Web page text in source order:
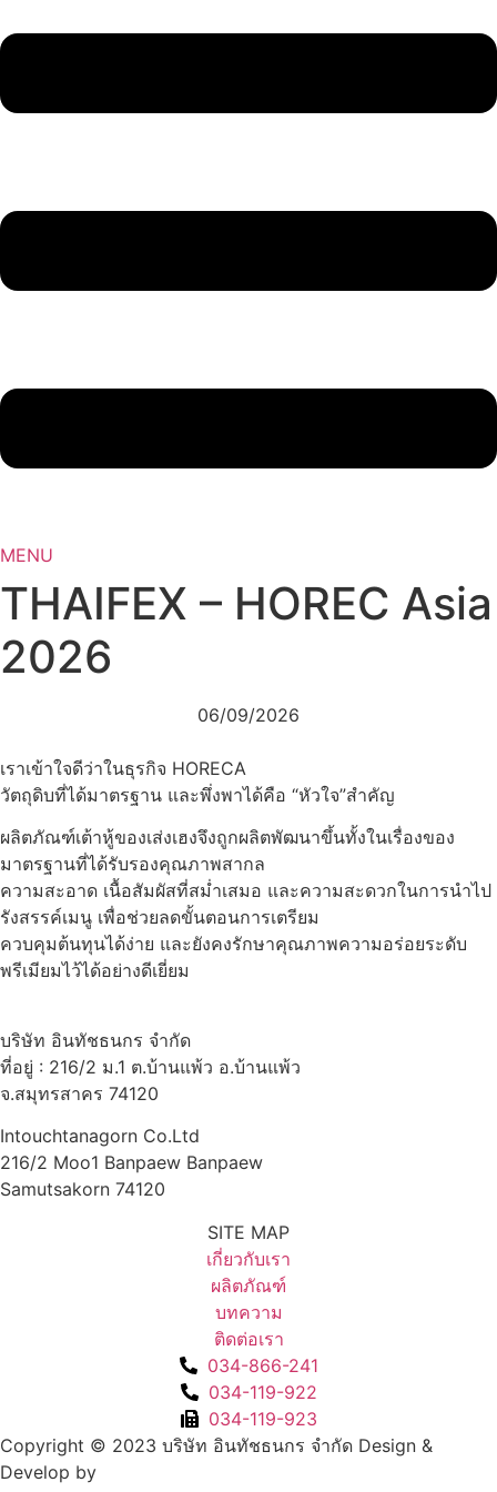
MENU
THAIFEX – HOREC Asia
2026
06/09/2026
เราเข้าใจดีว่าในธุรกิจ HORECA
วัตถุดิบที่ได้มาตรฐาน และพึ่งพาได้คือ “หัวใจ”สำคัญ
ผลิตภัณฑ์เต้าหู้ของเส่งเฮงจึงถูกผลิตพัฒนาขึ้นทั้งในเรื่องของ
มาตรฐานที่ได้รับรองคุณภาพสากล
ความสะอาด เนื้อสัมผัสที่สม่ำเสมอ และความสะดวกในการนำไป
รังสรรค์เมนู เพื่อช่วยลดขั้นตอนการเตรียม
ควบคุมต้นทุนได้ง่าย และยังคงรักษาคุณภาพความอร่อยระดับ
พรีเมียมไว้ได้อย่างดีเยี่ยม
บริษัท อินทัชธนกร จำกัด
ที่อยู่ : 216/2 ม.1 ต.บ้านแพ้ว อ.บ้านแพ้ว
จ.สมุทรสาคร 74120
Intouchtanagorn Co.Ltd
216/2 Moo1 Banpaew Banpaew
Samutsakorn 74120
SITE MAP
เกี่ยวกับเรา
ผลิตภัณฑ์
บทความ
ติดต่อเรา
034-866-241
034-119-922
034-119-923
Copyright © 2023 บริษัท อินทัชธนกร จำกัด Design &
Develop by